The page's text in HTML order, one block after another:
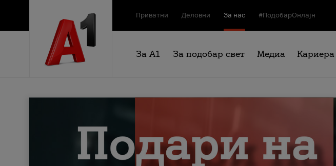
Приватни Деловни За нас #ПодобарОнлајн
За А1 За подобар свет Медиа Кариера